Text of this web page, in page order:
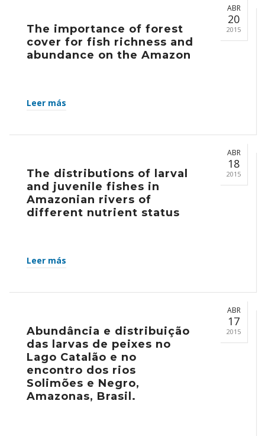
ABR
20
2015
The importance of forest
cover for fish richness and
abundance on the Amazon
Leer más
ABR
18
2015
The distributions of larval
and juvenile fishes in
Amazonian rivers of
different nutrient status
Leer más
ABR
17
2015
Abundância e distribuição
das larvas de peixes no
Lago Catalão e no
encontro dos rios
Solimões e Negro,
Amazonas, Brasil.